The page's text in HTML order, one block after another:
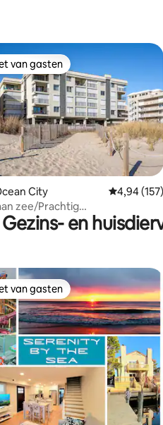
van 4,97 op 5, 38 recensies
van gasten
van gasten
City
4,94 (157)
zee/Prachtig
Binnenzwembad
Gezins- en
van 4,9 op 5, 129 recensies
van gasten
van gasten